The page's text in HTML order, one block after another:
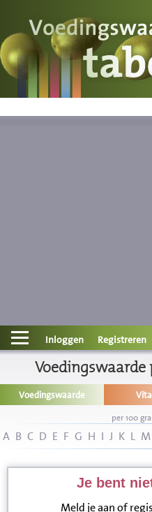
Voedingswaarde
Wat is wat?
Contact
Informatie
Disclaimer
Inloggen Registreren
Voedingswaarde
per 100
A B C D E F G H I J K L M
Je bent
Meld je aan of